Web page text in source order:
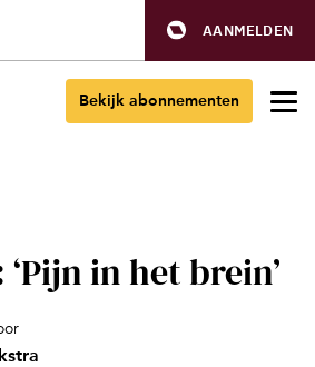
AANMELDEN
Bekijk abonnementen
in het brein’